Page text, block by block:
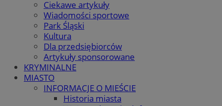
Ciekawe artykuły
Wiadomości sportowe
Park Śląski
Kultura
Dla przedsiębiorców
Artykuły sponsorowane
KRYMINALNE
MIASTO
INFORMACJE O MIEŚCIE
Historia miasta